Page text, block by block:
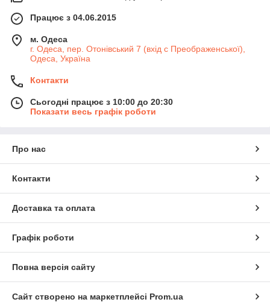
Працює з 04.06.2015
м. Одеса
г. Одеса, пер. Отонівський 7 (вхід с Преображенської),
Одеса, Україна
Контакти
Сьогодні працює з 10:00 до 20:30
Показати весь графік роботи
Про нас
Контакти
Доставка та оплата
Графік роботи
Повна версія сайту
Сайт створено на маркетплейсі Prom.ua